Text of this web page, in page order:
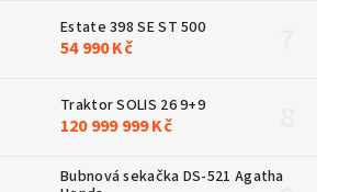
Estate 398 SE ST 500
54 990 Kč
Traktor SOLIS 26 9+9
120 999 999 Kč
Bubnová sekačka DS-521 Agatha